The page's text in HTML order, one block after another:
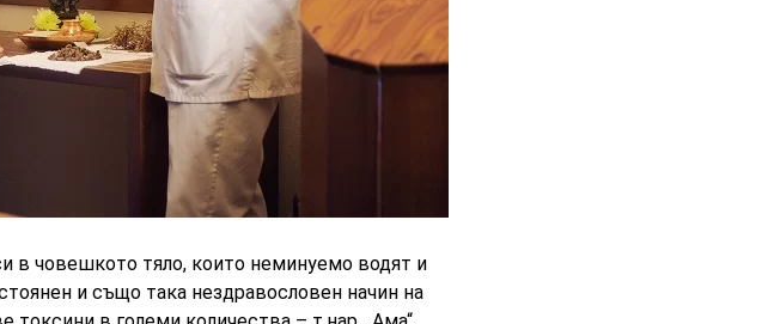
в човешкото тяло, които неминуемо водят и
и също така нездравословен начин на